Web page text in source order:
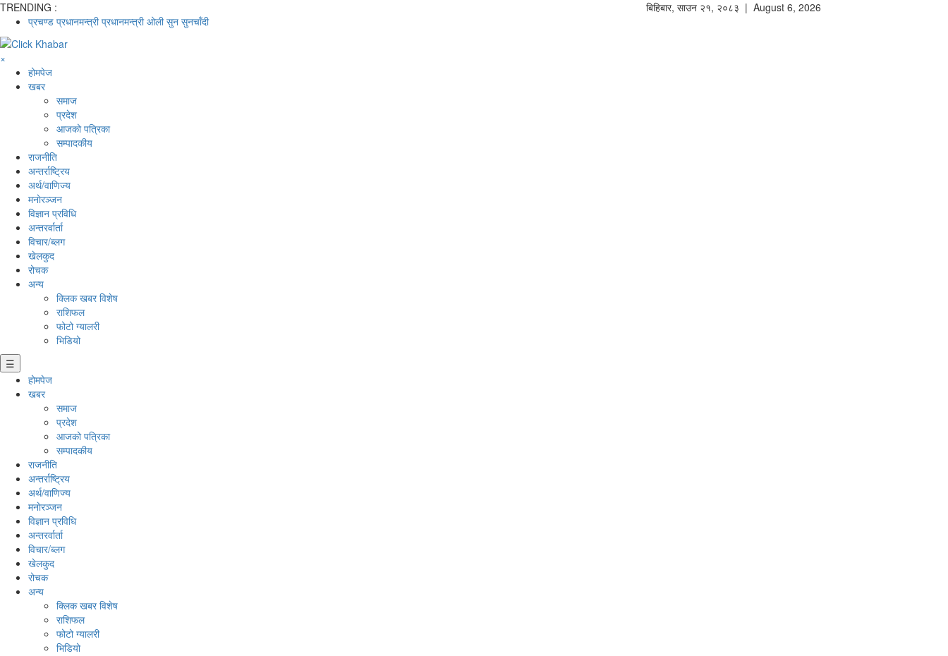
TRENDING :
प्रचण्ड प्रधानमन्त्री प्रधानमन्त्री ओली सुन सुनचाँदी
बिहिबार, साउन २१, २०८३ | August 6, 2026
×
होमपेज
खबर
समाज
प्रदेश
आजको पत्रिका
सम्पादकीय
राजनीति
अन्तर्राष्ट्रिय
अर्थ/वाणिज्य
मनाेरञ्जन
विज्ञान प्रविधि
अन्तरर्वार्ता
विचार/ब्लग
खेलकुद
रोचक
अन्य
क्लिक खबर विशेष
राशिफल
फोटो ग्यालरी
भिडियो
☰
होमपेज
खबर
समाज
प्रदेश
आजको पत्रिका
सम्पादकीय
राजनीति
अन्तर्राष्ट्रिय
अर्थ/वाणिज्य
मनाेरञ्जन
विज्ञान प्रविधि
अन्तरर्वार्ता
विचार/ब्लग
खेलकुद
रोचक
अन्य
क्लिक खबर विशेष
राशिफल
फोटो ग्यालरी
भिडियो